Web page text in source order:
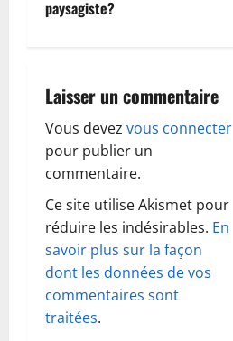
i
a
t
i
o
n
d
’
paysagiste?
Laisser un commentaire
Vous devez vous connecter
pour publier un
commentaire.
Ce site utilise Akismet pour
réduire les indésirables. En
savoir plus sur la façon
dont les données de vos
commentaires sont
traitées.